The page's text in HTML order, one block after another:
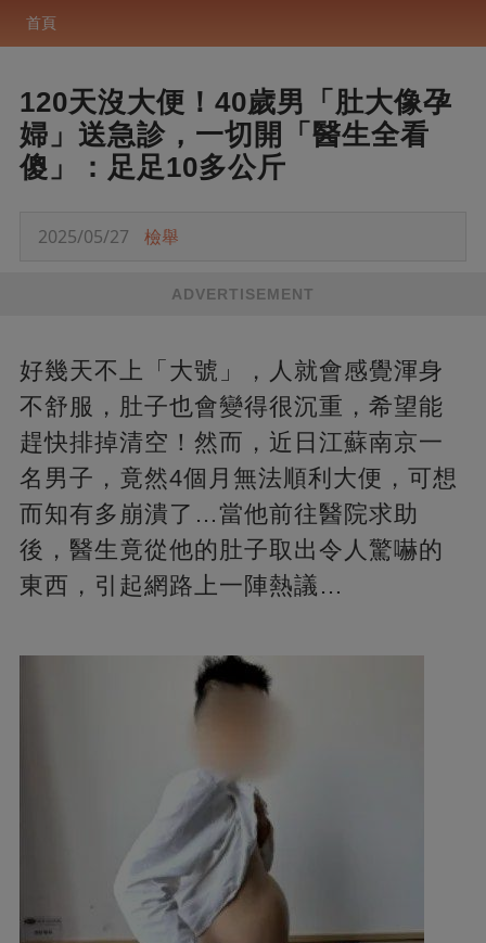
首頁
120天沒大便！40歲男「肚大像孕
婦」送急診，一切開「醫生全看
傻」：足足10多公斤
2025/05/27 檢舉
ADVERTISEMENT
好幾天不上「大號」，人就會感覺渾身
不舒服，肚子也會變得很沉重，希望能
趕快排掉清空！然而，近日江蘇南京一
名男子，竟然4個月無法順利大便，可想
而知有多崩潰了…當他前往醫院求助
後，醫生竟從他的肚子取出令人驚嚇的
東西，引起網路上一陣熱議…